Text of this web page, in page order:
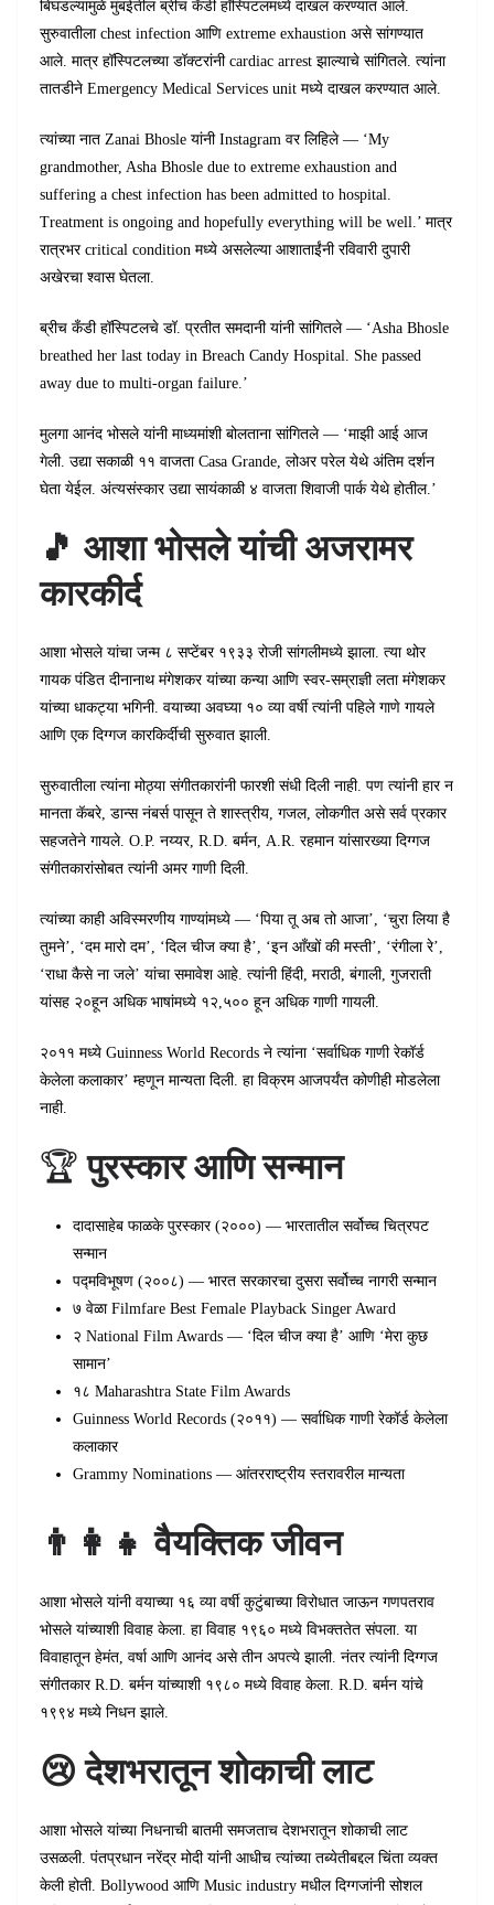
बिघडल्यामुळे मुंबईतील ब्रीच कँडी हॉस्पिटलमध्ये दाखल करण्यात आले.
सुरुवातीला chest infection आणि extreme exhaustion असे सांगण्यात
आले. मात्र हॉस्पिटलच्या डॉक्टरांनी cardiac arrest झाल्याचे सांगितले. त्यांना
तातडीने Emergency Medical Services unit मध्ये दाखल करण्यात आले.
त्यांच्या नात Zanai Bhosle यांनी Instagram वर लिहिले — ‘My
grandmother, Asha Bhosle due to extreme exhaustion and
suffering a chest infection has been admitted to hospital.
Treatment is ongoing and hopefully everything will be well.’ मात्र
रात्रभर critical condition मध्ये असलेल्या आशाताईंनी रविवारी दुपारी
अखेरचा श्वास घेतला.
ब्रीच कँडी हॉस्पिटलचे डॉ. प्रतीत समदानी यांनी सांगितले — ‘Asha Bhosle
breathed her last today in Breach Candy Hospital. She passed
away due to multi-organ failure.’
मुलगा आनंद भोसले यांनी माध्यमांशी बोलताना सांगितले — ‘माझी आई आज
गेली. उद्या सकाळी ११ वाजता Casa Grande, लोअर परेल येथे अंतिम दर्शन
घेता येईल. अंत्यसंस्कार उद्या सायंकाळी ४ वाजता शिवाजी पार्क येथे होतील.’
🎵 आशा भोसले यांची अजरामर
कारकीर्द
आशा भोसले यांचा जन्म ८ सप्टेंबर १९३३ रोजी सांगलीमध्ये झाला. त्या थोर
गायक पंडित दीनानाथ मंगेशकर यांच्या कन्या आणि स्वर-सम्राज्ञी लता मंगेशकर
यांच्या धाकट्या भगिनी. वयाच्या अवघ्या १० व्या वर्षी त्यांनी पहिले गाणे गायले
आणि एक दिग्गज कारकिर्दीची सुरुवात झाली.
सुरुवातीला त्यांना मोठ्या संगीतकारांनी फारशी संधी दिली नाही. पण त्यांनी हार न
मानता कॅबरे, डान्स नंबर्स पासून ते शास्त्रीय, गजल, लोकगीत असे सर्व प्रकार
सहजतेने गायले. O.P. नय्यर, R.D. बर्मन, A.R. रहमान यांसारख्या दिग्गज
संगीतकारांसोबत त्यांनी अमर गाणी दिली.
त्यांच्या काही अविस्मरणीय गाण्यांमध्ये — ‘पिया तू अब तो आजा’, ‘चुरा लिया है
तुमने’, ‘दम मारो दम’, ‘दिल चीज क्या है’, ‘इन आँखों की मस्ती’, ‘रंगीला रे’,
‘राधा कैसे ना जले’ यांचा समावेश आहे. त्यांनी हिंदी, मराठी, बंगाली, गुजराती
यांसह २०हून अधिक भाषांमध्ये १२,५०० हून अधिक गाणी गायली.
२०११ मध्ये Guinness World Records ने त्यांना ‘सर्वाधिक गाणी रेकॉर्ड
केलेला कलाकार’ म्हणून मान्यता दिली. हा विक्रम आजपर्यंत कोणीही मोडलेला
नाही.
🏆पुरस्कार आणि सन्मान
दादासाहेब फाळके पुरस्कार (२०००) — भारतातील सर्वोच्च चित्रपट
सन्मान
पद्मविभूषण (२००८) — भारत सरकारचा दुसरा सर्वोच्च नागरी सन्मान
७ वेळा Filmfare Best Female Playback Singer Award
२ National Film Awards — ‘दिल चीज क्या है’ आणि ‘मेरा कुछ
सामान’
१८ Maharashtra State Film Awards
Guinness World Records (२०११) — सर्वाधिक गाणी रेकॉर्ड केलेला
कलाकार
Grammy Nominations — आंतरराष्ट्रीय स्तरावरील मान्यता
👨‍👩‍👧 वैयक्तिक जीवन
आशा भोसले यांनी वयाच्या १६ व्या वर्षी कुटुंबाच्या विरोधात जाऊन गणपतराव
भोसले यांच्याशी विवाह केला. हा विवाह १९६० मध्ये विभक्ततेत संपला. या
विवाहातून हेमंत, वर्षा आणि आनंद असे तीन अपत्ये झाली. नंतर त्यांनी दिग्गज
संगीतकार R.D. बर्मन यांच्याशी १९८० मध्ये विवाह केला. R.D. बर्मन यांचे
१९९४ मध्ये निधन झाले.
😢 देशभरातून शोकाची लाट
आशा भोसले यांच्या निधनाची बातमी समजताच देशभरातून शोकाची लाट
उसळली. पंतप्रधान नरेंद्र मोदी यांनी आधीच त्यांच्या तब्येतीबद्दल चिंता व्यक्त
केली होती. Bollywood आणि Music industry मधील दिग्गजांनी सोशल